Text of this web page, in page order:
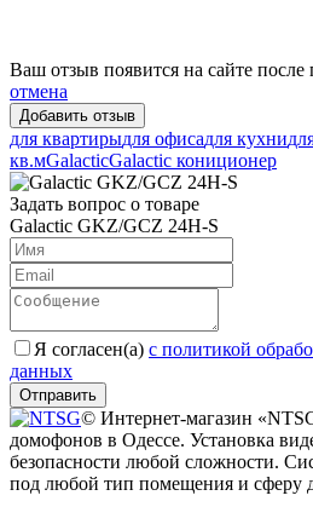
Ваш отзыв появится на сайте после
отмена
для квартирыдля офисадля кухни
кв.мGalacticGalactic кониционер
Задать вопрос о товаре
Galactic GKZ/GCZ 24H-S
Я согласен(a) с политикой
данных
Отправить
© Интернет-магазин
домофонов в Одессе. Установка
безопасности любой сложности.
под любой тип помещения и сферу